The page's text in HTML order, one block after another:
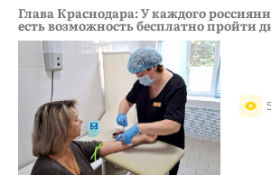
Глава Краснодара: У каждого
есть возможность бесплатно пройти